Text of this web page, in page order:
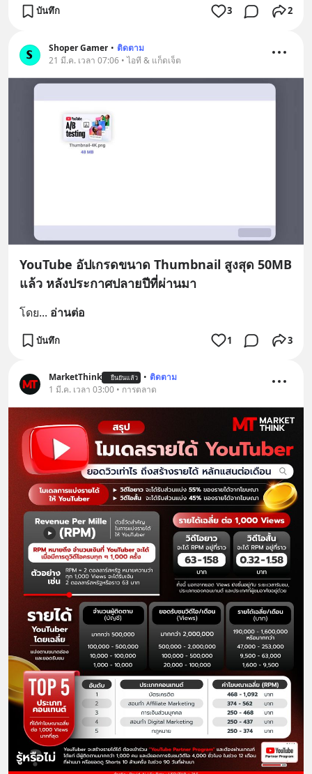
บันทึก 3 2
Shoper Gamer • ติดตาม
21 มี.ค. เวลา 07:06 • ไอที & แก็ดเจ็ต
YouTube อัปเกรดขนาด Thumbnail สูงสุด 50MB
แล้ว หลังประกาศปลายปีที่ผ่านมา
โดย... อ่านต่อ
บันทึก 1 3
MarketThink ยืนยันแล้ว • ติดตาม
1 มี.ค. เวลา 03:00 • การตลาด